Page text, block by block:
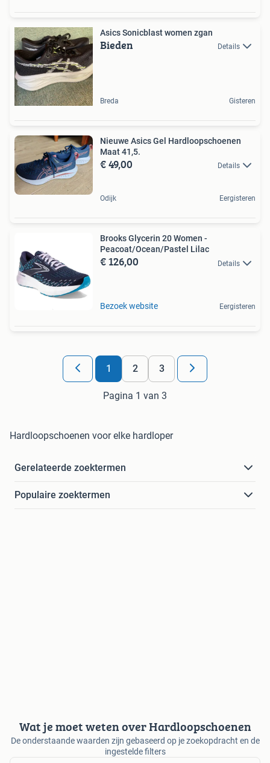
Asics Sonicblast women zgan
Bieden Details
Breda Gisteren
Nieuwe Asics Gel Hardloopschoenen
Maat 41,5.
€ 49,00 Details
Odijk Eergisteren
Brooks Glycerin 20 Women -
Peacoat/Ocean/Pastel Lilac
€ 126,00 Details
Bezoek website Eergisteren
1 2 3
Pagina 1 van 3
Hardloopschoenen voor elke hardloper
Gerelateerde zoektermen
Populaire zoektermen
Wat je moet weten over Hardloopschoenen
De onderstaande waarden zijn gebaseerd op je zoekopdracht en de
ingestelde filters